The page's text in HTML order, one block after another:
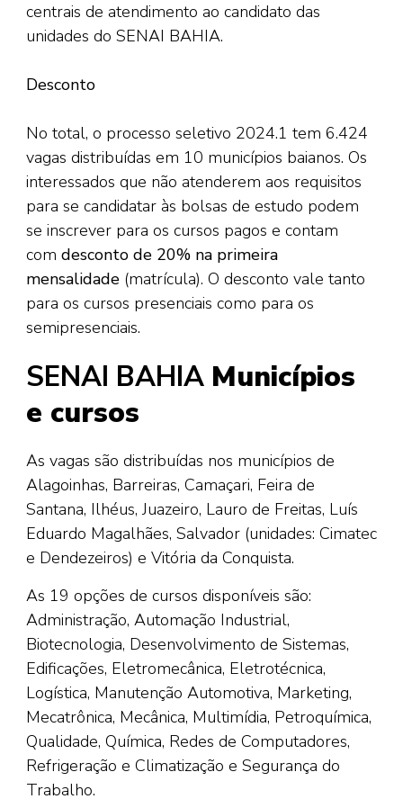
centrais de atendimento ao candidato das
unidades do SENAI BAHIA.
Desconto
No total, o processo seletivo 2024.1 tem 6.424
vagas distribuídas em 10 municípios baianos. Os
interessados que não atenderem aos requisitos
para se candidatar às bolsas de estudo podem
se inscrever para os cursos pagos e contam
com desconto de 20% na primeira
mensalidade (matrícula). O desconto vale tanto
para os cursos presenciais como para os
semipresenciais.
SENAI BAHIA Municípios
e cursos
As vagas são distribuídas nos municípios de
Alagoinhas, Barreiras, Camaçari, Feira de
Santana, Ilhéus, Juazeiro, Lauro de Freitas, Luís
Eduardo Magalhães, Salvador (unidades: Cimatec
e Dendezeiros) e Vitória da Conquista.
As 19 opções de cursos disponíveis são:
Administração, Automação Industrial,
Biotecnologia, Desenvolvimento de Sistemas,
Edificações, Eletromecânica, Eletrotécnica,
Logística, Manutenção Automotiva, Marketing,
Mecatrônica, Mecânica, Multimídia, Petroquímica,
Qualidade, Química, Redes de Computadores,
Refrigeração e Climatização e Segurança do
Trabalho.